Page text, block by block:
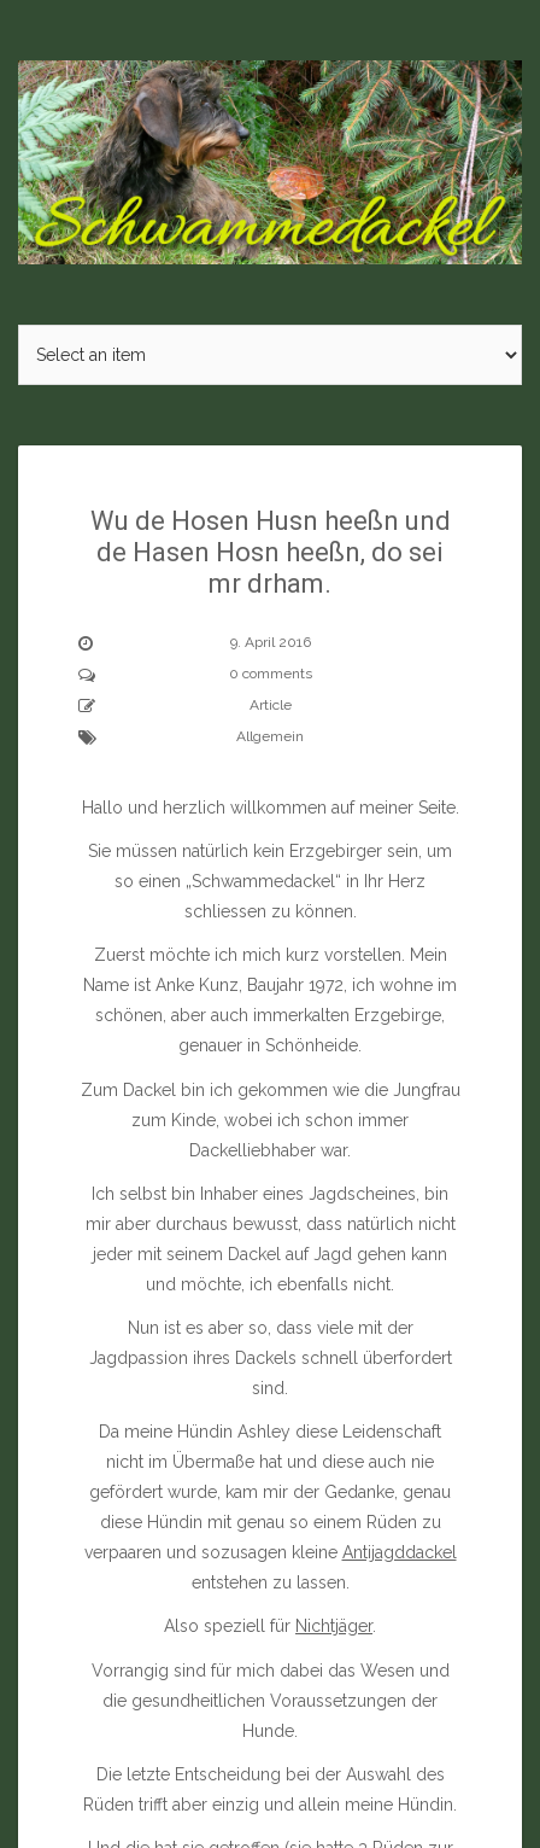
content
Wu de Hosen Husn heeßn und
de Hasen Hosn heeßn, do sei
mr drham.
9. April 2016
0 comments
Article
Allgemein
Hallo und herzlich willkommen auf meiner Seite.
Sie müssen natürlich kein Erzgebirger sein, um
so einen „Schwammedackel“ in Ihr Herz
schliessen zu können.
Zuerst möchte ich mich kurz vorstellen. Mein
Name ist Anke Kunz, Baujahr 1972, ich wohne im
schönen, aber auch immerkalten Erzgebirge,
genauer in Schönheide.
Zum Dackel bin ich gekommen wie die Jungfrau
zum Kinde, wobei ich schon immer
Dackelliebhaber war.
Ich selbst bin Inhaber eines Jagdscheines, bin
mir aber durchaus bewusst, dass natürlich nicht
jeder mit seinem Dackel auf Jagd gehen kann
und möchte, ich ebenfalls nicht.
Nun ist es aber so, dass viele mit der
Jagdpassion ihres Dackels schnell überfordert
sind.
Da meine Hündin Ashley diese Leidenschaft
nicht im Übermaße hat und diese auch nie
gefördert wurde, kam mir der Gedanke, genau
diese Hündin mit genau so einem Rüden zu
verpaaren und sozusagen kleine Antijagddackel
entstehen zu lassen.
Also speziell für Nichtjäger.
Vorrangig sind für mich dabei das Wesen und
die gesundheitlichen Voraussetzungen der
Hunde.
Die letzte Entscheidung bei der Auswahl des
Rüden trifft aber einzig und allein meine Hündin.